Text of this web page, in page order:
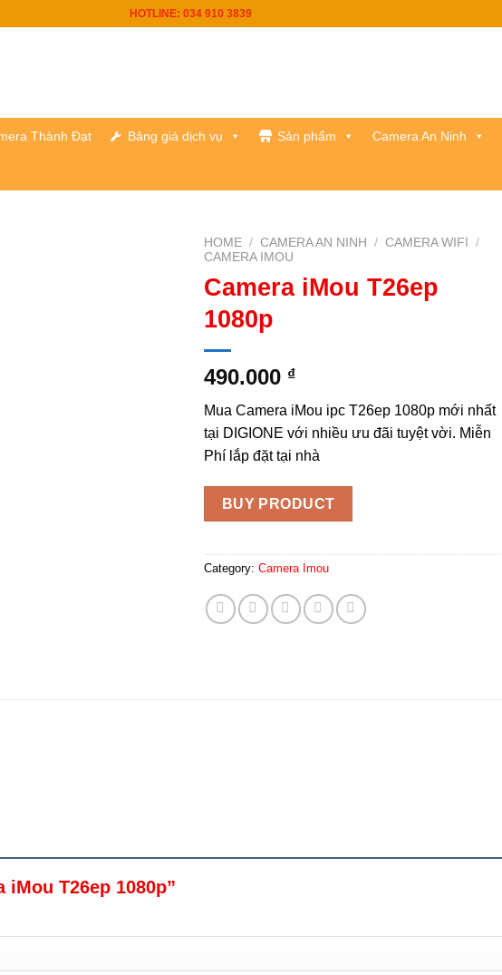
HOTLINE: 034 910 3839
Thành Đạt Bảng giá dịch vụ Sản phẩm Camera An Ninh
HOME / CAMERA AN NINH / CAMERA WIFI
/
CAMERA IMOU
Camera iMou T26ep
1080p
490.000 ₫
Mua Camera iMou ipc T26ep 1080p mới nhất
tại DIGIONE với nhiều ưu đãi tuyệt vời. Miễn
Phí lắp đặt tại nhà
BUY PRODUCT
Category: Camera Imou
T26ep 1080p”